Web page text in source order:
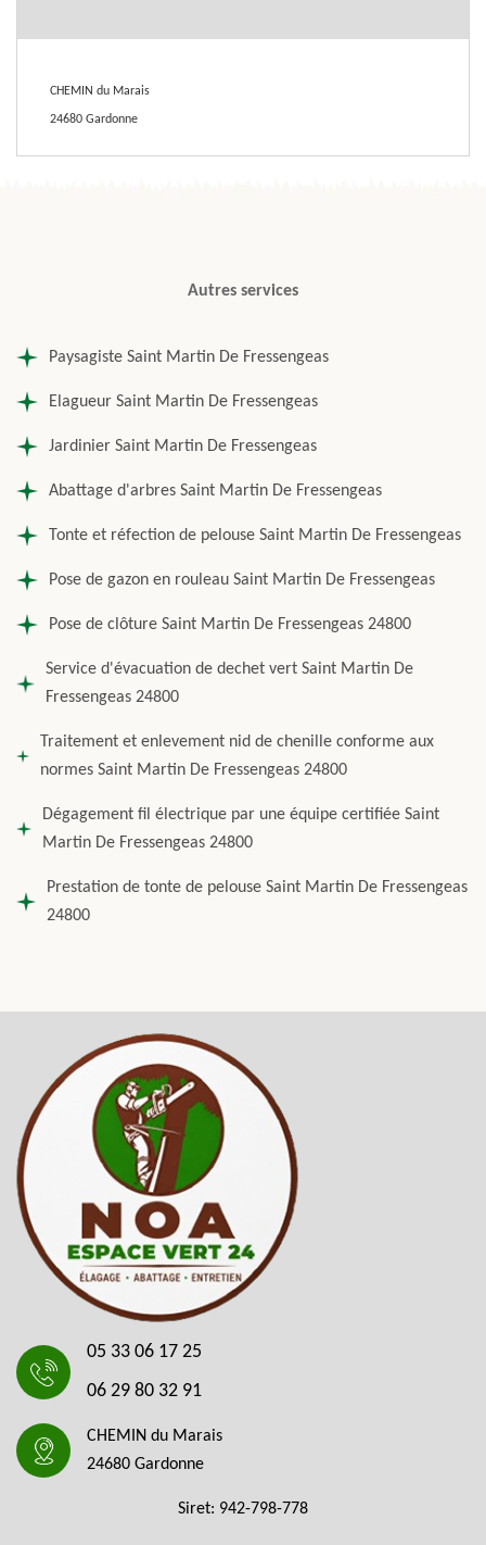
CHEMIN du Marais
24680 Gardonne
Autres services
Paysagiste Saint Martin De Fressengeas
Elagueur Saint Martin De Fressengeas
Jardinier Saint Martin De Fressengeas
Abattage d'arbres Saint Martin De Fressengeas
Tonte et réfection de pelouse Saint Martin De Fressengeas
Pose de gazon en rouleau Saint Martin De Fressengeas
Pose de clôture Saint Martin De Fressengeas 24800
Service d'évacuation de dechet vert Saint Martin De
Fressengeas 24800
Traitement et enlevement nid de chenille conforme aux
normes Saint Martin De Fressengeas 24800
Dégagement fil électrique par une équipe certifiée Saint
Martin De Fressengeas 24800
Prestation de tonte de pelouse Saint Martin De Fressengeas
24800
05 33 06 17 25
06 29 80 32 91
CHEMIN du Marais
24680 Gardonne
Siret: 942-798-778